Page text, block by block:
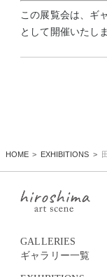
この展覧会は、ギ
として開催いたし
HOME EXHIBITIONS
GALLERIES
ギャラリー一覧